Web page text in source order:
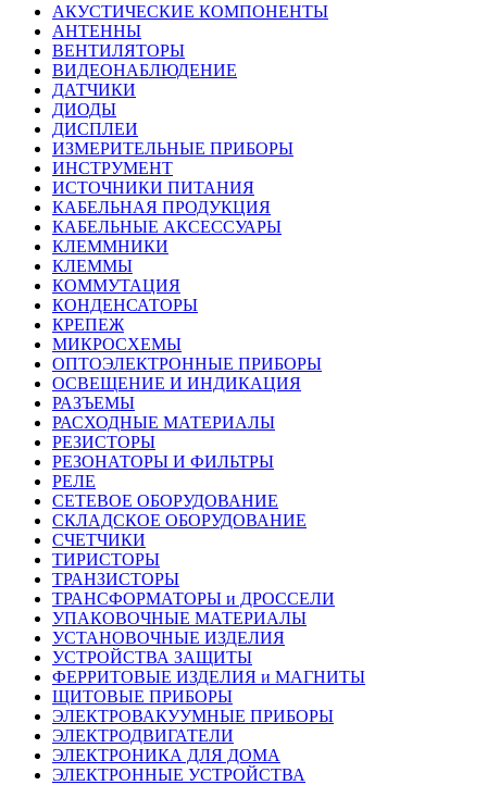
АКУСТИЧЕСКИЕ КОМПОНЕНТЫ
АНТЕННЫ
ВЕНТИЛЯТОРЫ
ВИДЕОНАБЛЮДЕНИЕ
ДАТЧИКИ
ДИОДЫ
ДИСПЛЕИ
ИЗМЕРИТЕЛЬНЫЕ ПРИБОРЫ
ИНСТРУМЕНТ
ИСТОЧНИКИ ПИТАНИЯ
КАБЕЛЬНАЯ ПРОДУКЦИЯ
КАБЕЛЬНЫЕ АКСЕССУАРЫ
КЛЕММНИКИ
КЛЕММЫ
КОММУТАЦИЯ
КОНДЕНСАТОРЫ
КРЕПЕЖ
МИКРОСХЕМЫ
ОПТОЭЛЕКТРОННЫЕ ПРИБОРЫ
ОСВЕЩЕНИЕ И ИНДИКАЦИЯ
РАЗЪЕМЫ
РАСХОДНЫЕ МАТЕРИАЛЫ
РЕЗИСТОРЫ
РЕЗОНАТОРЫ И ФИЛЬТРЫ
РЕЛЕ
СЕТЕВОЕ ОБОРУДОВАНИЕ
СКЛАДСКОЕ ОБОРУДОВАНИЕ
СЧЕТЧИКИ
ТИРИСТОРЫ
ТРАНЗИСТОРЫ
ТРАНСФОРМАТОРЫ и ДРОССЕЛИ
УПАКОВОЧНЫЕ МАТЕРИАЛЫ
УСТАНОВОЧНЫЕ ИЗДЕЛИЯ
УСТРОЙСТВА ЗАЩИТЫ
ФЕРРИТОВЫЕ ИЗДЕЛИЯ и МАГНИТЫ
ЩИТОВЫЕ ПРИБОРЫ
ЭЛЕКТРОВАКУУМНЫЕ ПРИБОРЫ
ЭЛЕКТРОДВИГАТЕЛИ
ЭЛЕКТРОНИКА ДЛЯ ДОМА
ЭЛЕКТРОННЫЕ УСТРОЙСТВА